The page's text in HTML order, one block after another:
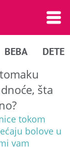
BEBA DETE
šta
tokom
bolove u
vam